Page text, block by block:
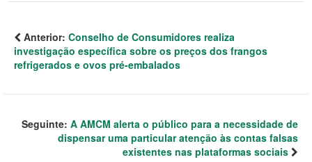
Anterior: Conselho de Consumidores realiza
investigação específica sobre os preços dos frangos
refrigerados e ovos pré-embalados
Seguinte: A AMCM alerta o público para a necessidade de
dispensar uma particular atenção às contas falsas
existentes nas plataformas sociais